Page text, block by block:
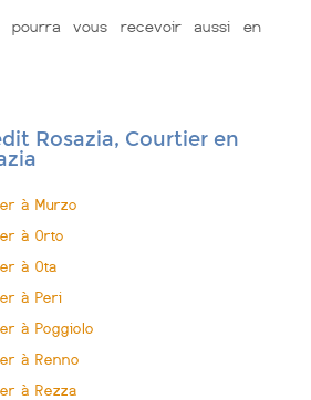
vous recevoir aussi en
Rosazia, Courtier en
à Murzo
à Orto
à Ota
à Peri
à Poggiolo
à Renno
à Rezza